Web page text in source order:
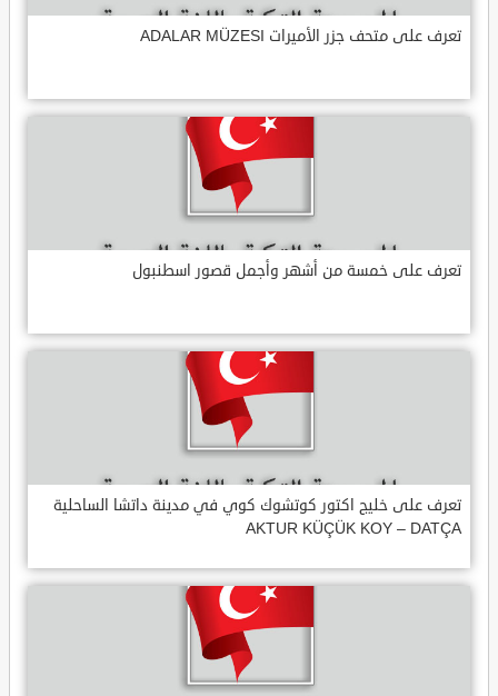
تعرف على متحف جزر الأميرات ADALAR MÜZESI
تعرف على خمسة من أشهر وأجمل قصور اسطنبول
تعرف على خليج اكتور كوتشوك كوي في مدينة داتشا الساحلية
AKTUR KÜÇÜK KOY – DATÇA